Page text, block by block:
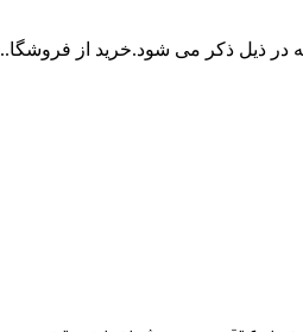
در ذیل ذکر می شود.خرید از فروشگا..